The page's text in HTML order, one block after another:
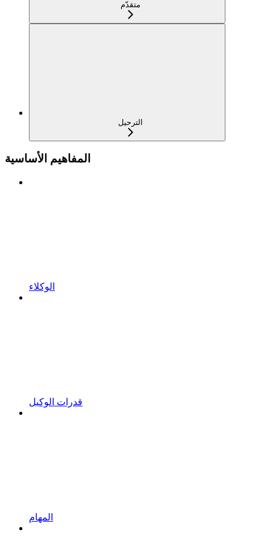
متقدّم
الترحيل
المفاهيم الأساسية
الوكلاء
قدرات الوكيل
المهام